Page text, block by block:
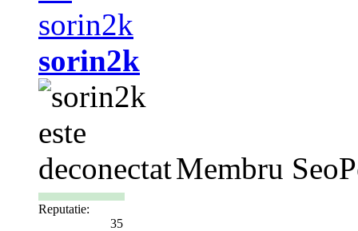
sorin2k
Membru
Reputatie:
35